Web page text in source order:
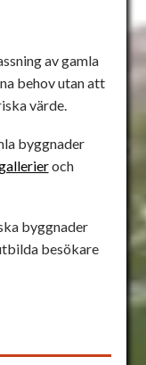
av gamla
behov utan att
värde.
byggnader
och
byggnader
besökare